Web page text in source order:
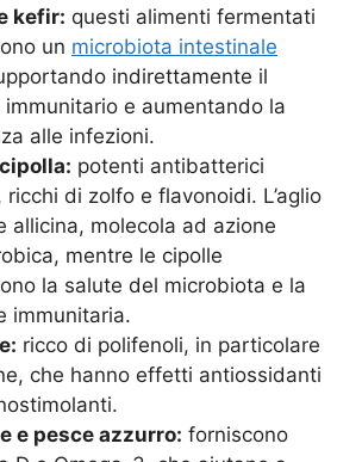
kefir: questi alimenti fermentati
un microbiota intestinale
indirettamente il
immunitario e aumentando la
alle infezioni.
potenti antibatterici
ricchi di zolfo e flavonoidi. L’aglio
allicina, molecola ad azione
mentre le cipolle
la salute del microbiota e la
immunitaria.
ricco di polifenoli, in particolare
che hanno effetti antiossidanti
e pesce azzurro: forniscono